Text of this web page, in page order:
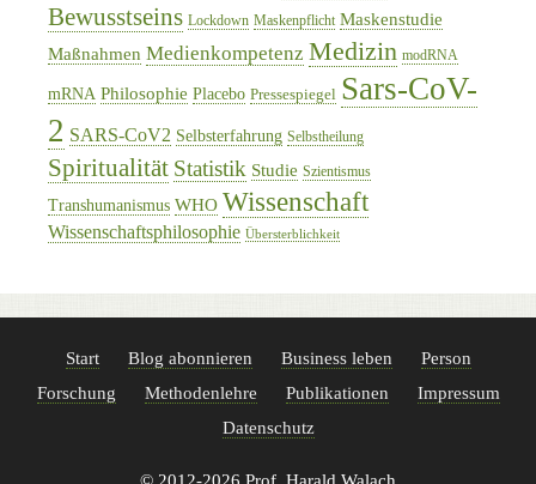
Bewusstseins Lockdown Maskenpflicht Maskenstudie
Maßnahmen Medienkompetenz Medizin modRNA
mRNA Philosophie Placebo Pressespiegel Sars-CoV-
2 SARS-CoV2 Selbsterfahrung Selbstheilung
Spiritualität Statistik Studie Szientismus
Transhumanismus WHO Wissenschaft
Wissenschaftsphilosophie Übersterblichkeit
Start Blog abonnieren Business leben
Person
Forschung
Methodenlehre Publikationen
Impressum
Datenschutz